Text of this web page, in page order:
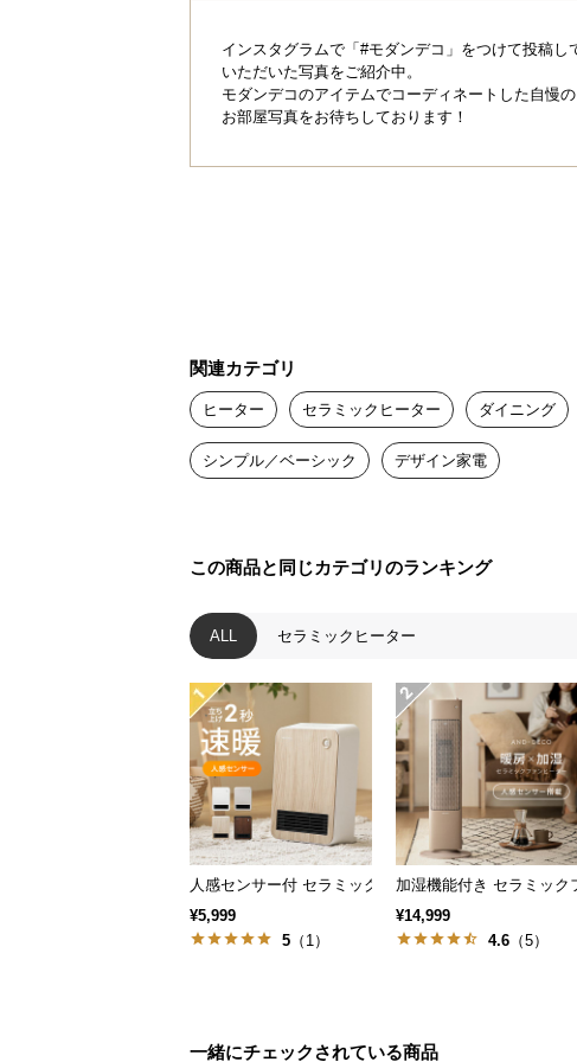
インテリアクリエ
バランスのとれたミニ
ヒーターと加湿器が
便利な加湿機能を搭載したヒーター。併
インスタグラムで「#モダンデコ」をつけて投稿し
いただいた写真をご紹介中。
モダンデコのアイテムでコーディネートした自慢の
お部屋写真をお待ちしております！
関連カテゴリ
ヒーター セラミックヒーター ダイニング
シンプル／ベーシック デザイン家電
この商品と同じカテゴリのランキング
ALL セラミックヒーター
人感センサー付 セラミックファンヒーター スタイリッ
¥5,999
5 （1）
加湿機能付き セラミック
¥14,999
4.6 （5）
一緒にチェックされている商品